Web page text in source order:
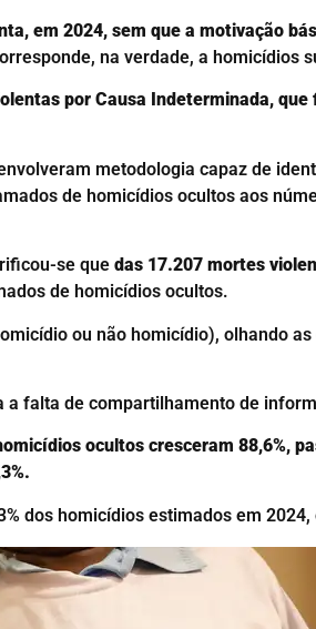
em 2024, sem que a motivação
na verdade, a homicídios
por Causa Indeterminada,
metodologia capaz de
de homicídios ocultos aos
se que das 17.207 mortes
de homicídios ocultos.
ou não homicídio), olhando
falta de compartilhamento de
ocultos cresceram 88,6%,
dos homicídios estimados em 2024,